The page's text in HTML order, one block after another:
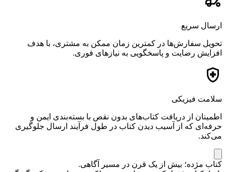
ارسال سریع
تحویل سفارش‌ها در کمترین زمان ممکن به مشتری، با هدف
افزایش رضایت و پاسخگویی به نیازهای فوری.
سلامت فیزیکی
اطمینان از دریافت کتاب‌های بدون نقص با بسته‌بندی ایمن و
حرفه‌ای که از آسیب دیدن کتاب در طول فرآیند ارسال جلوگیری
می‌کند.
کتاب مژده؛ بیش از یک قرن در مسیر آگاهی.